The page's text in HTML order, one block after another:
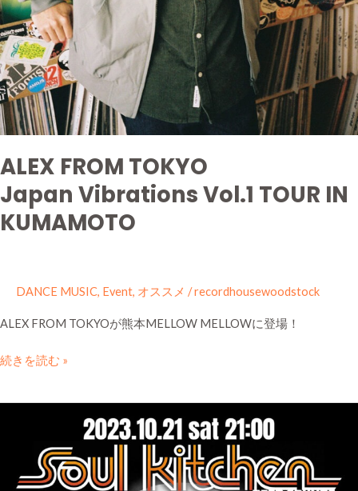
ALEX FROM TOKYO
Japan Vibrations Vol.1 TOUR IN
KUMAMOTO
DANCE MUSIC, Event, オススメ /recordhousewoodstock
ALEX FROM TOKYOが熊本MELLOW MELLOWに登場！
続きを読む »
sounds#4